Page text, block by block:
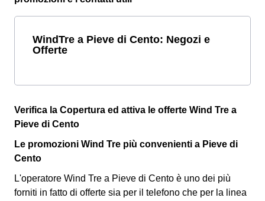
WindTre a Pieve di Cento: Negozi e
Offerte
Verifica la Copertura ed attiva le offerte Wind Tre a
Pieve di Cento
Le promozioni Wind Tre più convenienti a Pieve di
Cento
L'operatore Wind Tre a Pieve di Cento è uno dei più
forniti in fatto di offerte sia per il telefono che per la linea